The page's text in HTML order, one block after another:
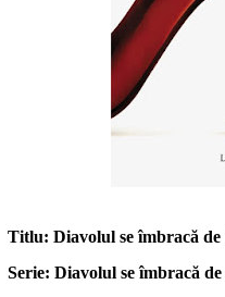
Titlu: Diavolul se îmbracă de
Serie: Diavolul se îmbracă